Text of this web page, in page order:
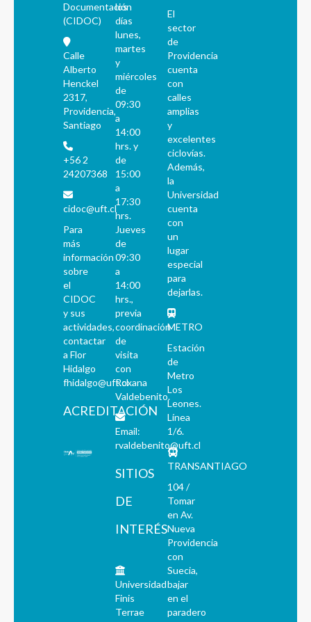
Documentación
(CIDOC)
Calle
Alberto
Henckel
2317,
Providencia,
Santiago
+56 2
24207368
cidoc@uft.cl
Para
más
información
sobre
el
CIDOC
y sus
actividades,
contactar
a Flor
Hidalgo
fhidalgo@uft.cl
ACREDITACIÓN
los
días
lunes,
martes
y
miércoles
de
09:30
a
14:00
hrs. y
de
15:00
a
17:30
hrs.
Jueves
de
09:30
a
14:00
hrs.,
previa
coordinación
de
visita
con
Roxana
Valdebenito.
Email:
rvaldebenito@uft.cl
SITIOS
DE
INTERÉS
Universidad
Finis
Terrae
El
sector
de
Providencia
cuenta
con
calles
amplias
y
excelentes
ciclovías.
Además,
la
Universidad
cuenta
con
un
lugar
especial
para
dejarlas.
METRO
Estación
de
Metro
Los
Leones.
Línea
1/6.
TRANSANTIAGO
104 /
Tomar
en Av.
Nueva
Providencia
con
Suecia,
bajar
en el
paradero